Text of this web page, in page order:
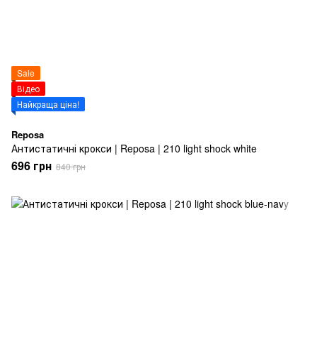
Sale
Відео
Найкраща ціна!
Reposa
Антистатичні крокси | Reposa | 210 light shock white
696 грн 840 грн